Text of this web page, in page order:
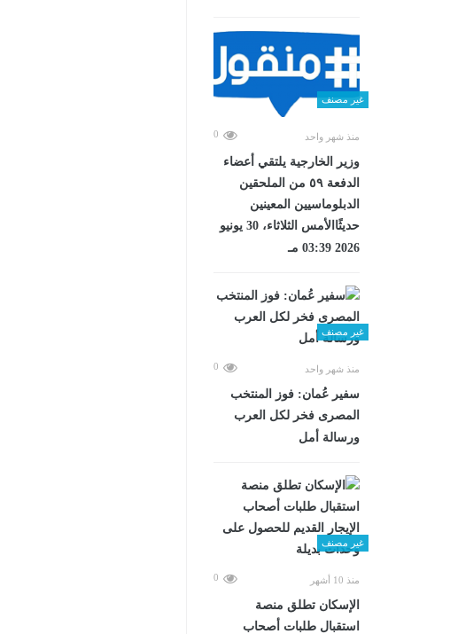
غير مصنف
منذ شهر واحد 0
وزير الخارجية يلتقي أعضاء
الدفعة ٥٩ من الملحقين
الدبلوماسيين المعينين
حديثًاالأمس الثلاثاء، 30 يونيو
2026 03:39 مـ
غير مصنف
منذ شهر واحد 0
سفير عُمان: فوز المنتخب
المصرى فخر لكل العرب
ورسالة أمل
غير مصنف
منذ 10 أشهر 0
الإسكان تطلق منصة
استقبال طلبات أصحاب